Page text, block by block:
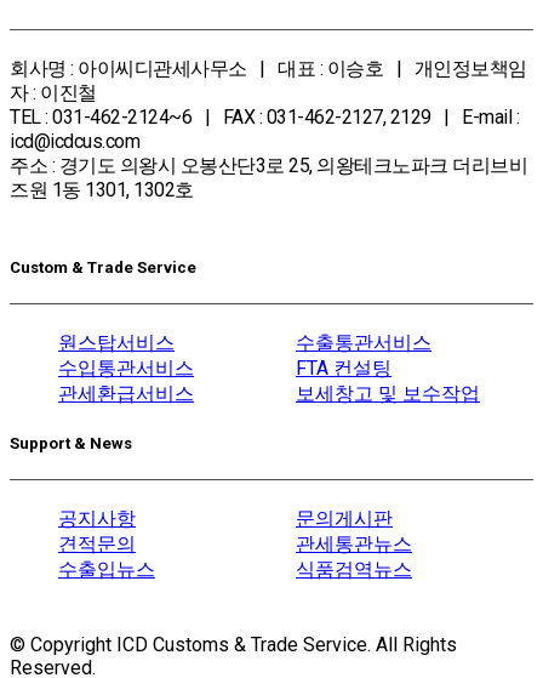
회사명 : 아이씨디관세사무소 | 대표 : 이승호 | 개인정보책임
자 : 이진철
TEL : 031-462-2124~6 | FAX : 031-462-2127, 2129 | E-mail :
icd@icdcus.com
주소 : 경기도 의왕시 오봉산단3로 25, 의왕테크노파크 더리브비
즈원 1동 1301, 1302호
Custom & Trade Service
원스탑서비스
수출통관서비스
수입통관서비스
FTA 컨설팅
관세환급서비스
보세창고 및 보수작업
Support & News
공지사항
문의게시판
견적문의
관세통관뉴스
수출입뉴스
식품검역뉴스
© Copyright ICD Customs & Trade Service. All Rights
Reserved.